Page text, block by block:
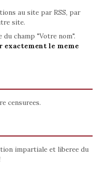
au site par RSS, par
site.
champ "Votre nom".
exactement le meme
censurees.
impartiale et liberee du